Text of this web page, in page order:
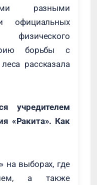
разными
официальных
борьбы с
рассказала
учредителем
«Ракита». Как
на выборах, где
а также